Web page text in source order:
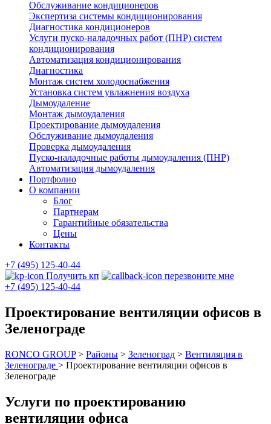
Обслуживание кондиционеров
Экспертиза системы кондиционирования
Диагностика кондиционеров
Услуги пуско-наладочных работ (ПНР) систем
кондиционирования
Автоматизация кондиционирования
Диагностика
Монтаж систем холодоснабжения
Установка систем увлажнения воздуха
Дымоудаление
Монтаж дымоудаления
Проектирование дымоудаления
Обслуживание дымоудаления
Проверка дымоудаления
Пуско-наладочные работы дымоудаления (ПНР)
Автоматизация дымоудаления
Портфолио
О компании
Блог
Партнерам
Гарантийные обязательства
Цены
Контакты
+7 (495) 125-40-44
Получить кп
перезвоните мне
+7 (495) 125-40-44
Проектирование вентиляции офисов в
Зеленограде
RONCO GROUP> Районы > Зеленоград > Вентиляция в
Зеленограде > Проектирование вентиляции офисов в
Зеленограде
Услуги по проектированию
вентиляции офиса